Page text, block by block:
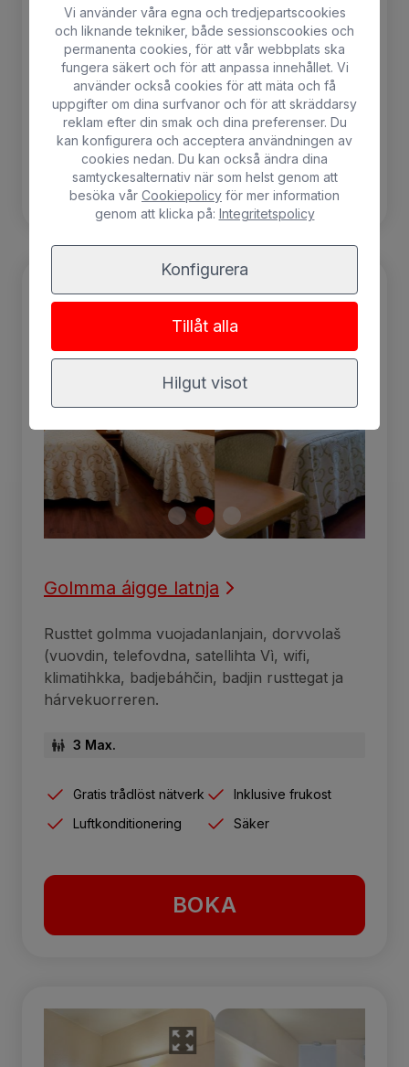
1 Max.
Gratis trådlöst nätverk
Inklusive frukost
Luftkonditionering
Säker
BOKA
Golmma áigge latnja
Rusttet golmma vuojadanlanjain, dorvvolaš
(vuovdin, telefovdna, satellihta Vì, wifi,
klimatihkka, badjebáhčin, badjin rusttegat ja
hárvekuorreren.
3 Max.
Gratis trådlöst nätverk
Inklusive frukost
Luftkonditionering
Säker
BOKA
Vi använder våra egna och tredjepartscookies
och liknande tekniker, både sessionscookies och
permanenta cookies, för att vår webbplats ska
fungera säkert och för att anpassa innehållet. Vi
använder också cookies för att mäta och få
uppgifter om dina surfvanor och för att skräddarsy
reklam efter din smak och dina preferenser. Du
kan konfigurera och acceptera användningen av
cookies nedan. Du kan också ändra dina
samtyckesalternativ när som helst genom att
besöka vår Cookiepolicy för mer information
genom att klicka på: Integritetspolicy
Konfigurera
Tillåt alla
Hilgut visot